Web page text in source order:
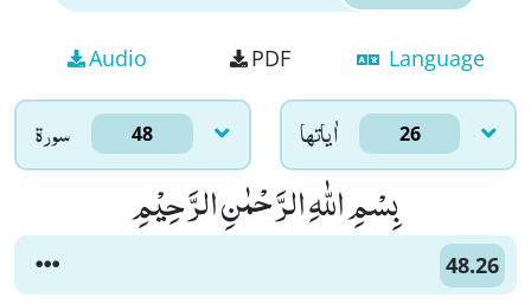
Audio PDF Language
سورۃ 48 اٰياتها 26
بِسْمِ اللّٰهِ الرَّحْمٰنِ الرَّحِیْمِ
48.26